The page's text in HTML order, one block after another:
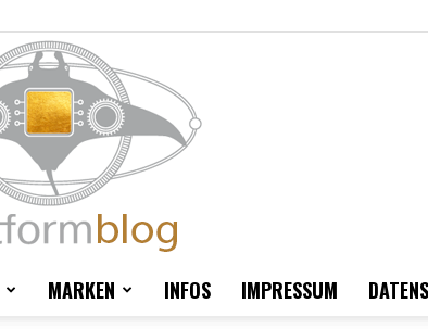
MARKEN INFOS IMPRESSUM